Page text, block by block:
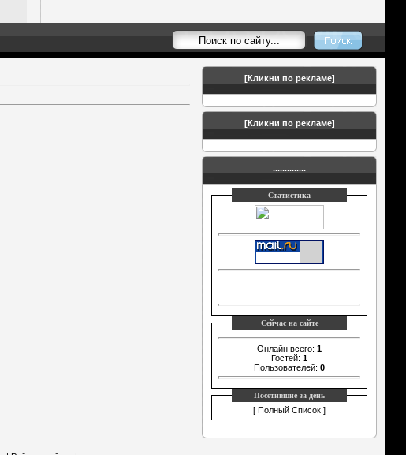
[Кликни по рекламе]
[Кликни по рекламе]
..............
Статистика
Сейчас на сайте
Онлайн всего: 1
Гостей: 1
Пользователей: 0
Посетившие за день
[ Полный Список ]